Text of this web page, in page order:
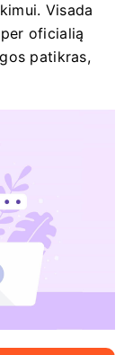
Visada
oficialią
patikras,